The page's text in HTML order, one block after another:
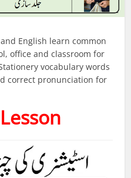
English learn common
office and classroom for
vocabulary words
correct pronunciation for